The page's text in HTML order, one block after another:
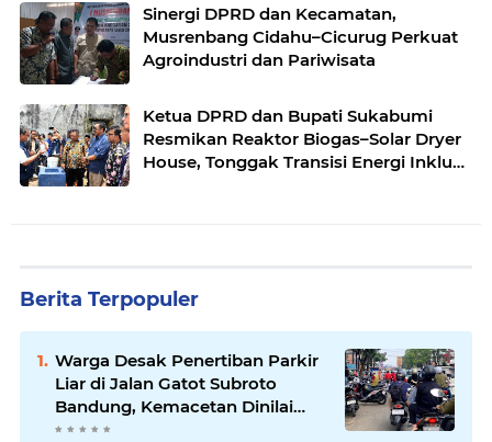
Sinergi DPRD dan Kecamatan,
Musrenbang Cidahu–Cicurug Perkuat
Agroindustri dan Pariwisata
Ketua DPRD dan Bupati Sukabumi
Resmikan Reaktor Biogas–Solar Dryer
House, Tonggak Transisi Energi Inklusif
Berita Terpopuler
Warga Desak Penertiban Parkir
Liar di Jalan Gatot Subroto
Bandung, Kemacetan Dinilai
Makin Mengkhawatirkan